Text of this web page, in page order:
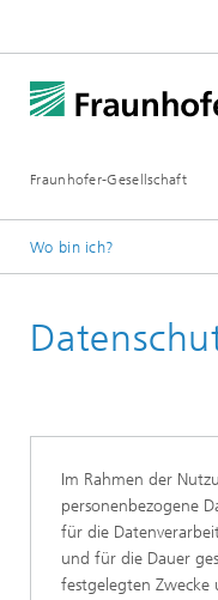
Fraunhofer-Gesellschaft
Wo bin ich?
Im Rahmen der
personenbezogene
für die
und für die Dauer
festgelegten Zwecke